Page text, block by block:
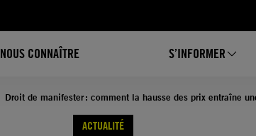
NOUS CONNAÎTRE S’INFORMER
Droit de manifester : comment la hausse des prix entraîne
ACTUALITÉ